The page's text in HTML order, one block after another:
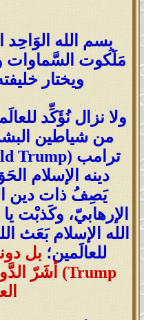
بِسم الله
مَلَكوت السَّماوات
ويختار
ولا نزال نُؤَكِّد
من شياطين
دينه الإسلام
يَصِفُ ذات دين
الإرهابيّ، وكَذبْت
الله الإسلام بَعَث
للعالَمين؛
Trump) أشَرّ الدَّواب